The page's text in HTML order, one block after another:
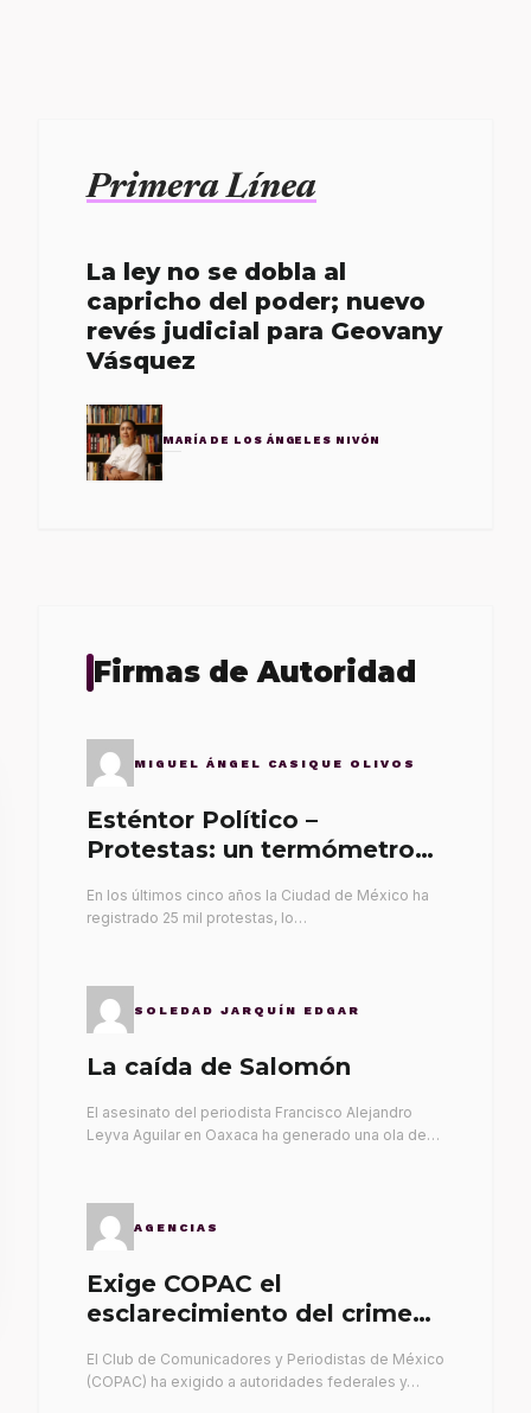
Primera Línea
La ley no se dobla al
capricho del poder; nuevo
revés judicial para Geovany
Vásquez
MARÍA DE LOS ÁNGELES NIVÓN
Firmas de Autoridad
MIGUEL ÁNGEL CASIQUE OLIVOS
Esténtor Político –
Protestas: un termómetro
En los últimos cinco años la Ciudad de México ha
registrado 25 mil protestas, lo…
SOLEDAD JARQUÍN EDGAR
La caída de Salomón
El asesinato del periodista Francisco Alejandro
Leyva Aguilar en Oaxaca ha generado una ola de…
AGENCIAS
Exige COPAC el
esclarecimiento del crimen
El Club de Comunicadores y Periodistas de México
(COPAC) ha exigido a autoridades federales y…